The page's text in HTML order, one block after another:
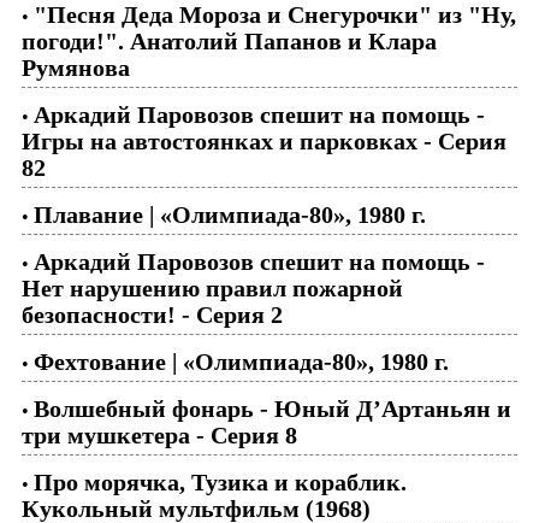
• "Песня Деда Мороза и Снегурочки" из "Ну,
погоди!". Анатолий Папанов и Клара
Румянова
• Аркадий Паровозов спешит на помощь -
Игры на автостоянках и парковках - Серия
82
• Плавание | «Олимпиада-80», 1980 г.
• Аркадий Паровозов спешит на помощь -
Нет нарушению правил пожарной
безопасности! - Серия 2
• Фехтование | «Олимпиада-80», 1980 г.
• Волшебный фонарь - Юный Д’Артаньян и
три мушкетера - Серия 8
• Про морячка, Тузика и кораблик.
Кукольный мультфильм (1968)